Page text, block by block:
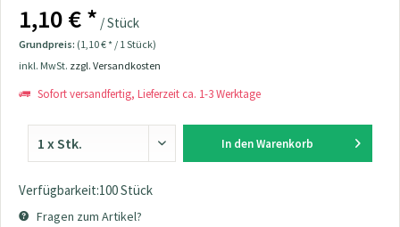
1,10 € * / Stück
Grundpreis: (1,10 € * / 1 Stück)
inkl. MwSt. zzgl. Versandkosten
Sofort versandfertig, Lieferzeit ca. 1-3 Werktage
In den Warenkorb
Verfügbarkeit:100 Stück
Fragen zum Artikel?